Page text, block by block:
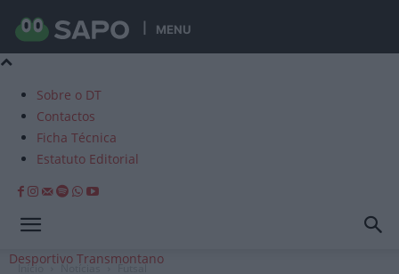
MENU
Sobre o DT
Contactos
Ficha Técnica
Estatuto Editorial
Desportivo Transmontano
Início Notícias Futsal